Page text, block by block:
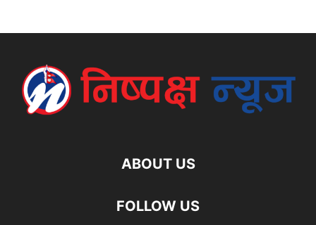
ABOUT US
FOLLOW US